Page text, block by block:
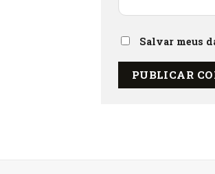
Salvar meus